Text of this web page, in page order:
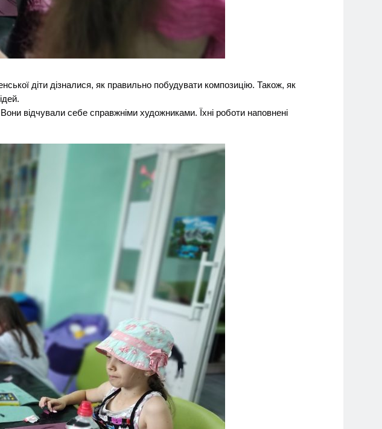
діти дізналися, як правильно побудувати композицію. Також, як
відчували себе справжніми художниками. Їхні роботи наповнені